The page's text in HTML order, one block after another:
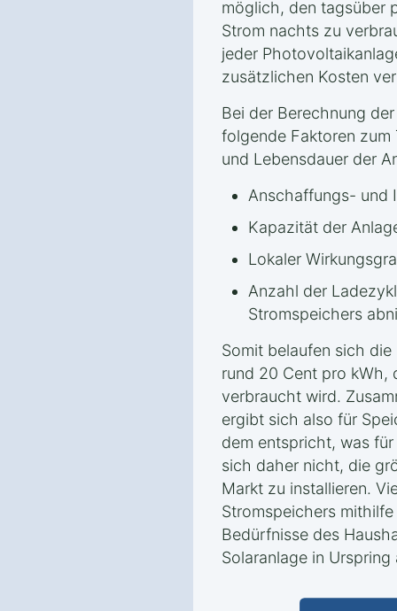
möglich, den tagsüber
Strom nachts zu
jeder
zusätzlichen Kosten
Bei der Berechnung
folgende Faktoren zum
und Lebensdauer der
Anschaffungs- und
Kapazität der
Lokaler
Anzahl der
Stromspeichers
Somit belaufen sich
rund 20 Cent pro kWh,
verbraucht wird.
ergibt sich also für
dem entspricht, was
sich daher nicht, die
Markt zu installieren.
Stromspeichers
Bedürfnisse des
Solaranlage in